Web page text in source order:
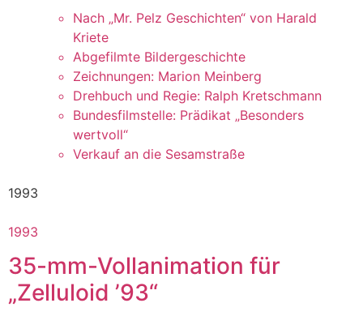
Nach „Mr. Pelz Geschichten“ von Harald
Kriete
Abgefilmte Bildergeschichte
Zeichnungen: Marion Meinberg
Drehbuch und Regie: Ralph Kretschmann
Bundesfilmstelle: Prädikat „Besonders
wertvoll“
Verkauf an die Sesamstraße
1993
1993
35-mm-Vollanimation für
„Zelluloid ’93“